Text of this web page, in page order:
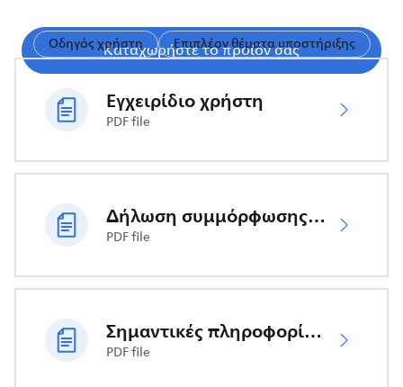
Καταχωρήστε το προϊόν σας
Οδηγός χρήστη Επιπλέον θέματα υποστήριξης
Εγχειρίδιο χρήστη
PDF file
Δήλωση συμμόρφωσης ΕΕ
PDF file
Σημαντικές πληροφορίες ασφαλείας
PDF file